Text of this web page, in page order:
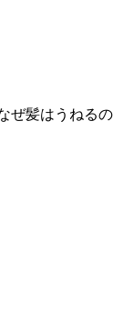
髪はうねる